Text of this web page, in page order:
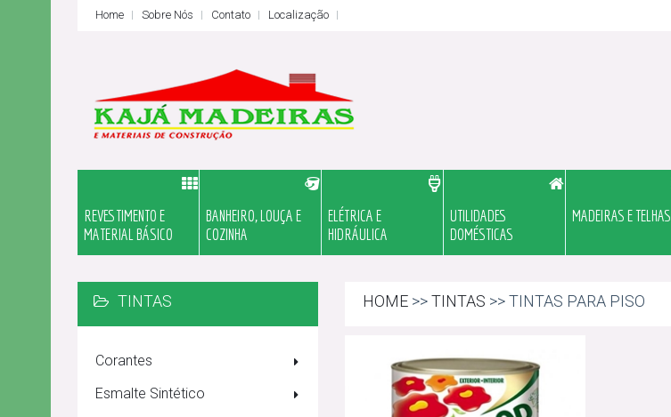
Home Sobre Nós Contato Localização
REVESTIMENTO E
MATERIAL BÁSICO
BANHEIRO, LOUÇA E
COZINHA
ELÉTRICA E
HIDRÁULICA
UTILIDADES
DOMÉSTICAS
MADEIRAS E TELHAS
TINTAS
Corantes
Esmalte Sintético
HOME >>TINTAS >> TINTAS PARA PISO